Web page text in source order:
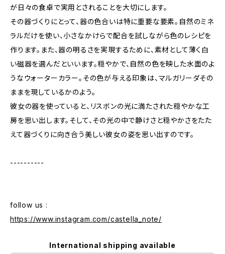
が日々の食卓で実用とされることを大切にします。
その器づくりにとって、器の色合いは特に重要な要素。自然のミネ
ラルだけを使い、小さなかけらで配合を試しながら色のレシピを
作ります。また、器の明るさを実現するために、素材として薄く白
い磁器を選んだといいます。穏やかで、自然の色を映した水面のよ
うなウォーターカラー。その色が与える印象は、マルガリーダその
ままを現しているかのよう。
彼女の器を使っていると、リスボンの光に満たされた穏やかな工
房を思い出します。そして、その光の中で静けさと穏やかさをたた
えて器づくりに向き合う美しい彼女の姿を思い出すのです。
----------
follow us :
https://www.instagram.com/castella_note/
International shipping available